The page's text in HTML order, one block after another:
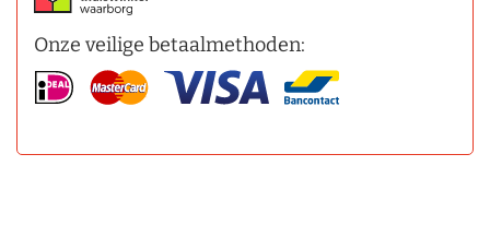
Onze veilige betaalmethoden: